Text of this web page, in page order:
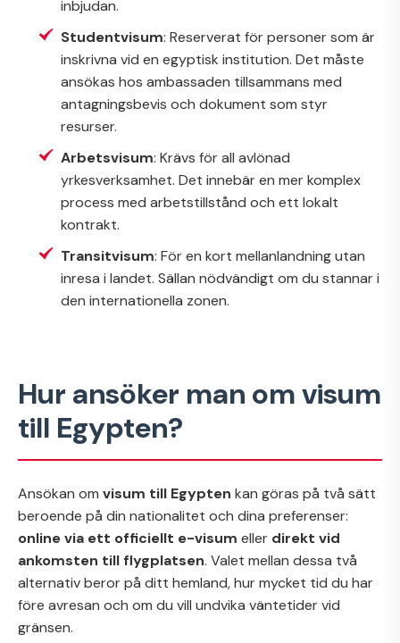
inbjudan.
Studentvisum: Reserverat för personer som är
inskrivna vid en egyptisk institution. Det måste
ansökas hos ambassaden tillsammans med
antagningsbevis och dokument som styr
resurser.
Arbetsvisum: Krävs för all avlönad
yrkesverksamhet. Det innebär en mer komplex
process med arbetstillstånd och ett lokalt
kontrakt.
Transitvisum: För en kort mellanlandning utan
inresa i landet. Sällan nödvändigt om du stannar i
den internationella zonen.
Hur ansöker man om visum
till Egypten?
Ansökan om visum till Egypten kan göras på två sätt
beroende på din nationalitet och dina preferenser:
online via ett officiellt e-visum eller direkt vid
ankomsten till flygplatsen. Valet mellan dessa två
alternativ beror på ditt hemland, hur mycket tid du har
före avresan och om du vill undvika väntetider vid
gränsen.